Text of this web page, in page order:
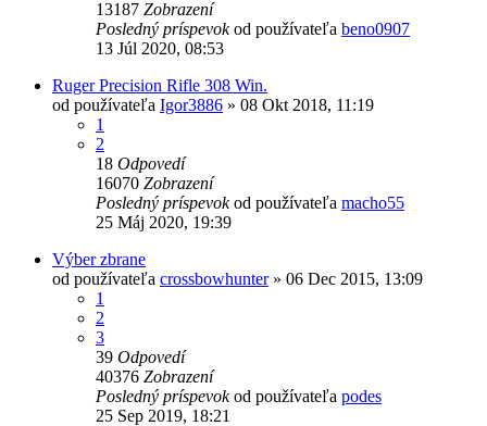
13187 Zobrazení
Posledný príspevokod používateľa beno0907
13 Júl 2020, 08:53
Ruger Precision Rifle 308 Win.
od používateľa Igor3886 » 08 Okt 2018, 11:19
1
2
18 Odpovedí
16070 Zobrazení
Posledný príspevokod používateľa macho55
25 Máj 2020, 19:39
Výber zbrane
od používateľa crossbowhunter» 06 Dec 2015, 13:09
1
2
3
39 Odpovedí
40376 Zobrazení
Posledný príspevokod používateľa podes
25 Sep 2019, 18:21